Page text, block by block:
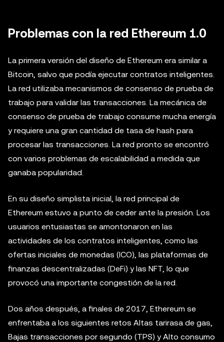
Problemas con la red Ethereum 1.0
La primera versión del diseño de Ethereum era similar a
Bitcoin, salvo que podía ejecutar contratos inteligentes.
La red utilizaba mecanismos de consenso de prueba de
trabajo para validar las transacciones. La mecánica de
consenso de prueba de trabajo consume mucha energía
y requiere una gran cantidad de tasa de hash para
procesar las transacciones. La red pronto se encontró
con varios problemas de escalabilidad a medida que
ganaba popularidad.
En su diseño simplista inicial, la red principal de
Ethereum estuvo a punto de ceder ante la presión. Los
usuarios entusiastas se amontonaron en las
actividades de los contratos inteligentes, como las
ofertas iniciales de monedas (ICO), las plataformas de
finanzas descentralizadas (DeFi) y las NFT, lo que
provocó una importante congestión de la red.
Dos años después, a finales de 2017, Ethereum se
enfrentaba a los siguientes retos Altas tarirasa de gas,
Bajas transacciones por segundo (TPS) y Alto consumo